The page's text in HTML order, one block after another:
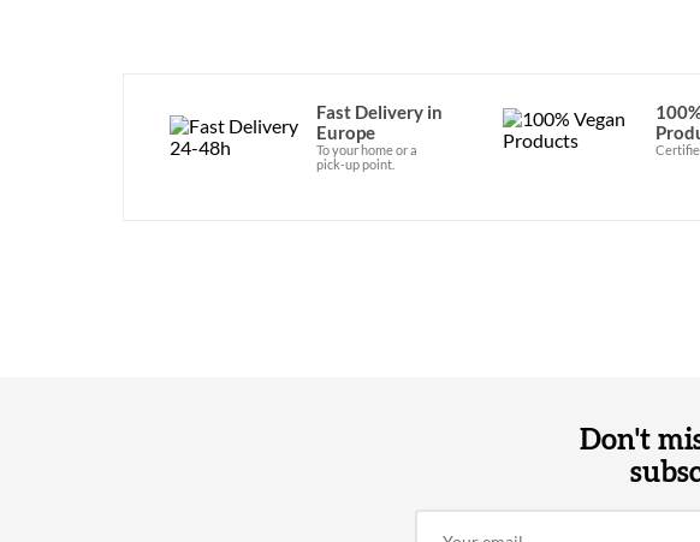
Fast Delivery in
Europe
To your home or a
pick-up point.
Don't